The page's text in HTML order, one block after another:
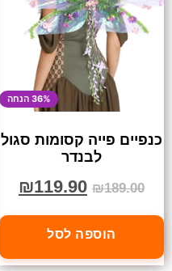
36% הנחה
כנפיים פייה קסומות סגול
לבנדר
₪189.00
₪119.90
הוספה לסל